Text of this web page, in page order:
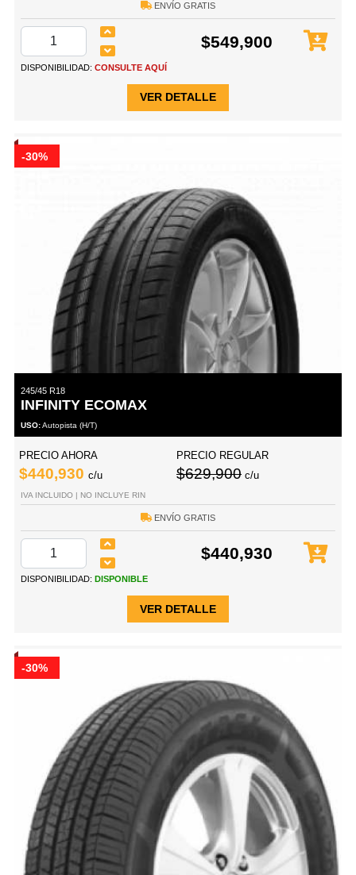
ENVÍO GRATIS
$549,900
DISPONIBILIDAD: CONSULTE AQUÍ
VER DETALLE
-30%
245/45 R18
INFINITY ECOMAX
USO:Autopista (H/T)
PRECIO AHORA
$440,930 c/u
PRECIO REGULAR
$629,900 c/u
IVA INCLUIDO | NO INCLUYE RIN
ENVÍO GRATIS
$440,930
DISPONIBILIDAD: DISPONIBLE
VER DETALLE
-30%